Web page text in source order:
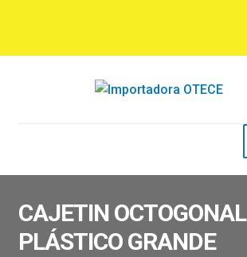
la
contenido
Empresa
Productos
Marcas
CAJETIN OCTOGONAL
PLÁSTICO GRANDE